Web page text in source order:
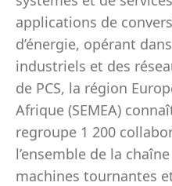
applications de
d’énergie, opérant
industriels et des
de PCS, la région
Afrique (SEMEA)
regroupe 1 200
l’ensemble de la
machines tournantes